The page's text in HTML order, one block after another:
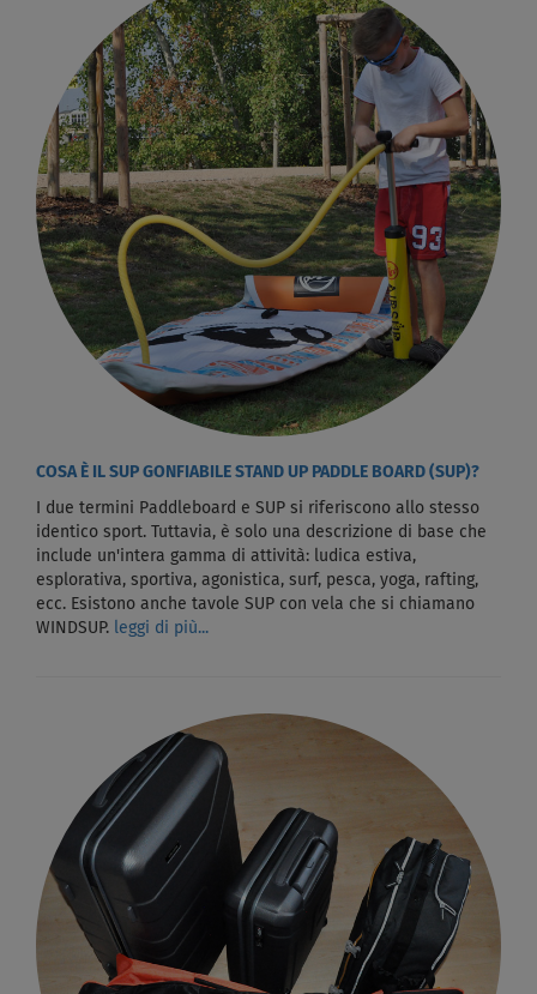
COSA È IL SUP GONFIABILE STAND UP PADDLE BOARD (SUP)?
I due termini Paddleboard e SUP si riferiscono allo stesso
identico sport. Tuttavia, è solo una descrizione di base che
include un'intera gamma di attività: ludica estiva,
esplorativa, sportiva, agonistica, surf, pesca, yoga, rafting,
ecc. Esistono anche tavole SUP con vela che si chiamano
WINDSUP.
leggi di più...